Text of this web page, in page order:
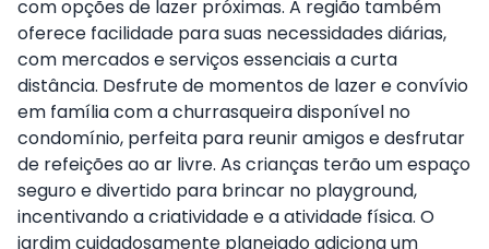
com opções de lazer próximas. A região também
oferece facilidade para suas necessidades diárias,
com mercados e serviços essenciais a curta
distância. Desfrute de momentos de lazer e convívio
em família com a churrasqueira disponível no
condomínio, perfeita para reunir amigos e desfrutar
de refeições ao ar livre. As crianças terão um espaço
seguro e divertido para brincar no playground,
incentivando a criatividade e a atividade física. O
jardim cuidadosamente planejado adiciona um